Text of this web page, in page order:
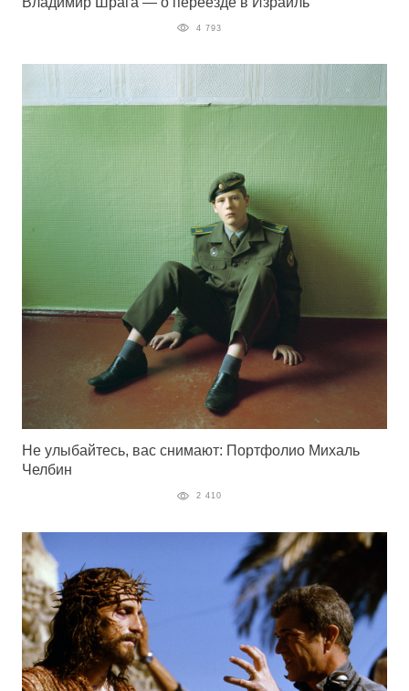
4 793
Не улыбайтесь, вас снимают: Портфолио Михаль
Челбин
2 410